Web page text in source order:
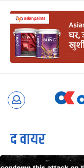
Skip
द वायर